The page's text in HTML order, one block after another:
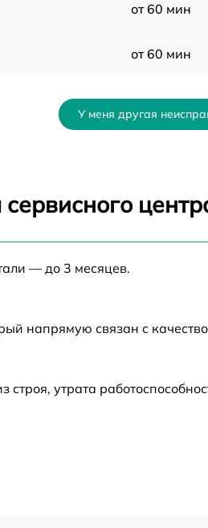
от 60 мин
от 60 мин
от 60 мин
от 60 мин
от 60 мин
У меня другая
— до 3 месяцев.
напрямую связан с
утрата